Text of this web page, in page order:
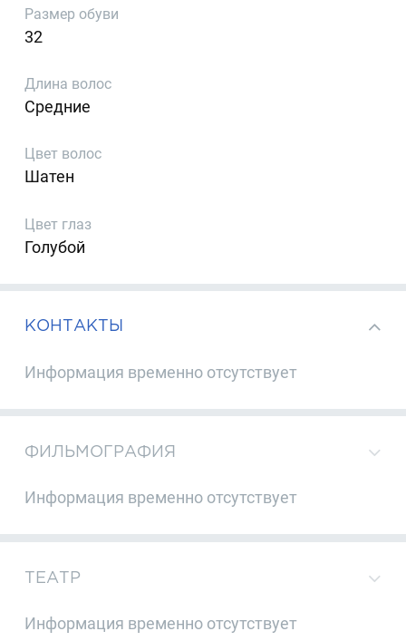
Размер обуви
32
Длина волос
Средние
Цвет волос
Шатен
Цвет глаз
Голубой
КОНТАКТЫ
Информация временно отсутствует
ФИЛЬМОГРАФИЯ
Информация временно отсутствует
ТЕАТР
Информация временно отсутствует